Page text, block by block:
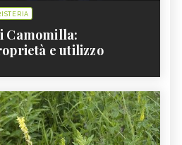
Camomilla:
e utilizzo